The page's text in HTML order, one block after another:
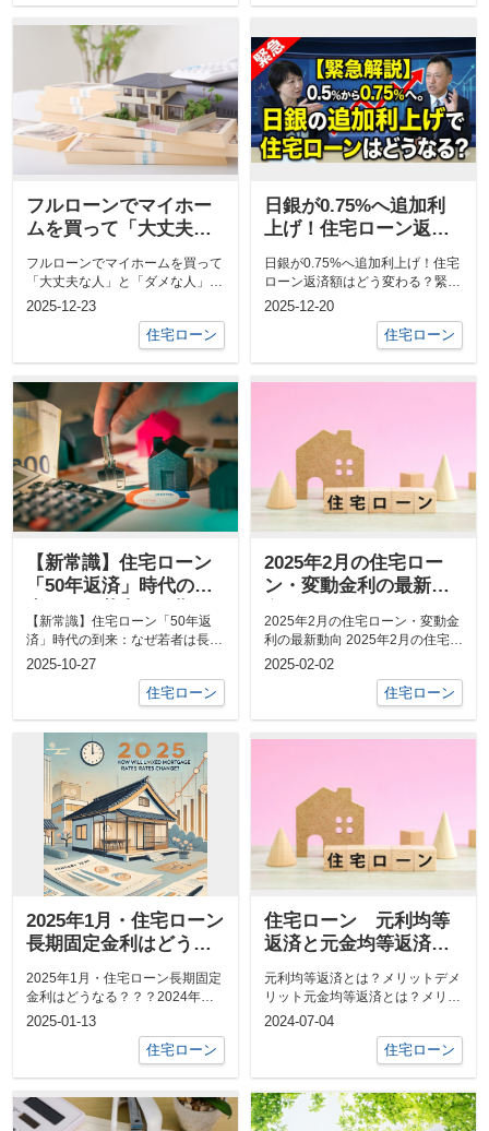
フルローンでマイホー
ムを買って「大丈夫な
境界線
フルローンでマイホームを買って
「大丈夫な人」と「ダメな人」の
境界線ブログ更新しました。タイ
2025-12-23
住宅ローン
日銀が0.75%へ追加利
上げ！住宅ローン返済
解説
日銀が0.75%へ追加利上げ！住宅
ローン返済額はどう変わる？緊急
解説ブログ更新しました。下記の
2025-12-20
住宅ローン
【新常識】住宅ローン
「50年返済」時代の到
ーンを選ぶのか？
【新常識】住宅ローン「50年返
済」時代の到来：なぜ若者は長期
ローンを選ぶのか？導入：住宅ロ
2025-10-27
住宅ローン
2025年2月の住宅ロー
ン・変動金利の最新動
2025年2月の住宅ローン・変動金
利の最新動向 2025年2月の住宅ロ
ーン市場では、大手5銀行が変
2025-02-02
住宅ローン
2025年1月・住宅ローン
長期固定金利はどうな
2025年1月・住宅ローン長期固定
金利はどうなる？？？2024年末
から2025年初頭にかけて、日本
2025-01-13
住宅ローン
住宅ローン 元利均等
返済と元金均等返済の
元利均等返済とは？メリットデメ
リット元金均等返済とは？メリッ
トデメリットどちらを選ぶべき
2024-07-04
住宅ローン